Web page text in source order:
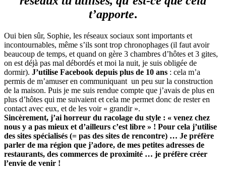
t’apporte.
Oui bien sûr, Sophie, les réseaux sociaux sont importants et
incontournables, même s’ils sont trop chronophages (il faut avoir
beaucoup de temps, et quand on gère 3 chambres d’hôtes et 3 gites,
on est déjà pas mal débordés et moi la nuit, je suis obligée de
dormir). J’utilise Facebook depuis plus de 10 ans : cela m’a
permis de m’amuser en communiquant un peu sur la construction
de la maison. Puis je me suis rendue compte que j’avais de plus en
plus d’hôtes qui me suivaient et cela me permet donc de rester en
contact avec eux, et de les voir « grandir ».
Sincèrement, j’ai horreur du racolage du style : « venez chez
nous y a pas mieux et d’ailleurs c’est libre » ! Pour cela j’utilise
des sites spécialisés (= pas des sites de rencontre) … Je préfère
parler de ma région que j’adore, de mes petites adresses de
restaurants, des commerces de proximité … je préfère créer
l’envie de venir !